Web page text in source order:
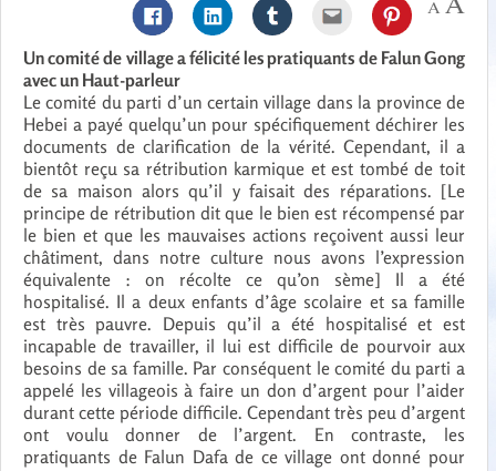
Un comité de village a félicité les pratiquants de Falun Gong
avec un Haut-parleur
Le comité du parti d’un certain village dans la province de
Hebei a payé quelqu’un pour spécifiquement déchirer les
documents de clarification de la vérité. Cependant, il a
bientôt reçu sa rétribution karmique et est tombé de toit
de sa maison alors qu’il y faisait des réparations. [Le
principe de rétribution dit que le bien est récompensé par
le bien et que les mauvaises actions reçoivent aussi leur
châtiment, dans notre culture nous avons l’expression
équivalente : on récolte ce qu’on sème] Il a été
hospitalisé. Il a deux enfants d’âge scolaire et sa famille
est très pauvre. Depuis qu’il a été hospitalisé et est
incapable de travailler, il lui est difficile de pourvoir aux
besoins de sa famille. Par conséquent le comité du parti a
appelé les villageois à faire un don d’argent pour l’aider
durant cette période difficile. Cependant très peu d’argent
ont voulu donner de l’argent. En contraste, les
pratiquants de Falun Dafa de ce village ont donné pour